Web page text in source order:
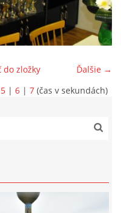
Ďalšie →
do zložky
5 | 6 | 7 (čas v sekundách)